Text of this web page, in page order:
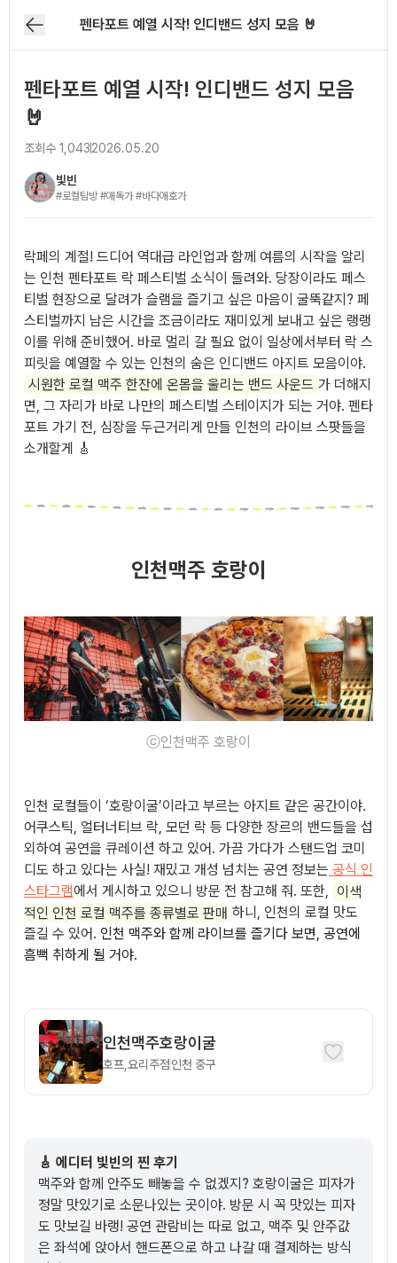
펜타포트 예열 시작! 인디밴드 성지 모음 🤘
펜타포트 예열 시작! 인디밴드 성지 모음
🤘
조회수 1,0432026.05.20
빛빈
#로컬탐방 #애독가 #바다애호가
아티클 본문
락페의 계절! 드디어 역대급 라인업과 함께 여름의 시작을 알리
는 인천 펜타포트 락 페스티벌 소식이 들려와. 당장이라도 페스
티벌 현장으로 달려가 슬램을 즐기고 싶은 마음이 굴뚝같지? 페
스티벌까지 남은 시간을 조금이라도 재미있게 보내고 싶은 랭랭
이를 위해 준비했어. 바로 멀리 갈 필요 없이 일상에서부터 락 스
피릿을 예열할 수 있는 인천의 숨은 인디밴드 아지트 모음이야.
시원한 로컬 맥주 한잔에 온몸을 울리는 밴드 사운드 가 더해지
면, 그 자리가 바로 나만의 페스티벌 스테이지가 되는 거야. 펜타
포트 가기 전, 심장을 두근거리게 만들 인천의 라이브 스팟들을
소개할게 🎸
인천맥주 호랑이
ⓒ인천맥주 호랑이
인천 로컬들이 ‘호랑이굴’이라고 부르는 아지트 같은 공간이야.
어쿠스틱, 얼터너티브 락, 모던 락 등 다양한 장르의 밴드들을 섭
외하여 공연을 큐레이션 하고 있어. 가끔 가다가 스탠드업 코미
디도 하고 있다는 사실! 재밌고 개성 넘치는 공연 정보는 공식 인
스타그램에서 게시하고 있으니 방문 전 참고해 줘. 또한, 이색
적인 인천 로컬 맥주를 종류별로 판매 하니, 인천의 로컬 맛도
즐길 수 있어. 인천 맥주와 함께 라이브를 즐기다 보면, 공연에
흠뻑 취하게 될 거야.
인천맥주호랑이굴
호프,요리주점인천 중구
🎸 에디터 빛빈의 찐 후기
맥주와 함께 안주도 빼놓을 수 없겠지? 호랑이굴은 피자가
정말 맛있기로 소문나있는 곳이야. 방문 시 꼭 맛있는 피자
도 맛보길 바랭! 공연 관람비는 따로 없고, 맥주 및 안주값
은 좌석에 앉아서 핸드폰으로 하고 나갈 때 결제하는 방식